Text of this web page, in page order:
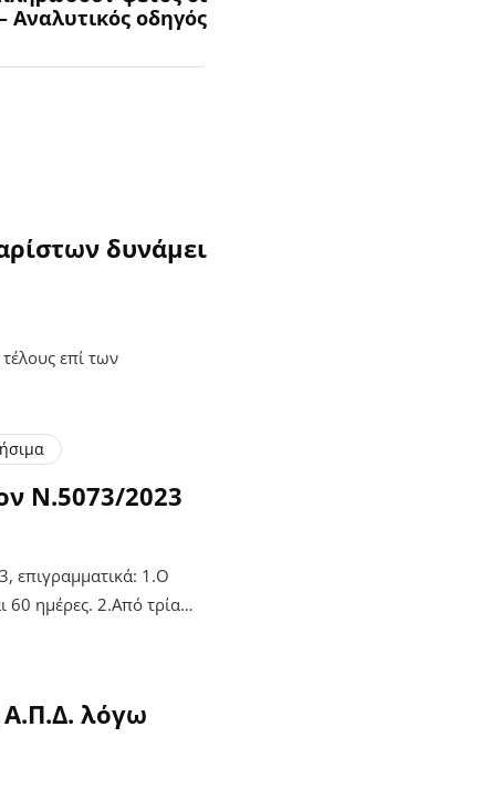
Αναλυτικός οδηγός
δυνάμει
επί των
Ν.5073/2023
επιγραμματικά: 1.Ο
60 ημέρες. 2.Από τρία…
Α.Π.Δ. λόγω